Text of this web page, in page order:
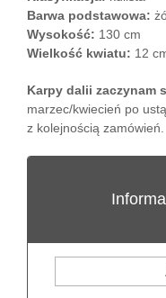
Barwa podstawowa:
Wysokość: 130 cm
Wielkość kwiatu: 12
Karpy dalii zaczynam
marzec/kwiecień po
z kolejnością zamówień.